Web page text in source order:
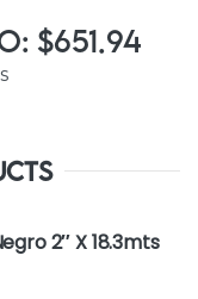
$651.94
2″ X 18.3mts